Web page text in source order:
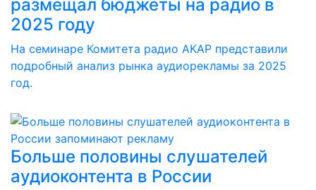
размещал бюджеты на радио в
2025 году
На семинаре Комитета радио АКАР представили
подробный анализ рынка аудиорекламы за 2025
год.
Больше половины слушателей
аудиоконтента в России